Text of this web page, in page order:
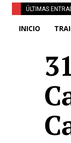
ÚLTIMAS
INICIO